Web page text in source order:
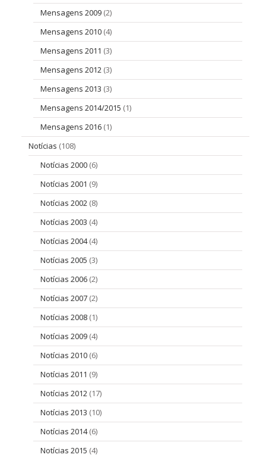
Mensagens 2009 (2)
Mensagens 2010 (4)
Mensagens 2011 (3)
Mensagens 2012 (3)
Mensagens 2013 (3)
Mensagens 2014/2015 (1)
Mensagens 2016 (1)
Notícias (108)
Notícias 2000 (6)
Notícias 2001 (9)
Notícias 2002 (8)
Notícias 2003 (4)
Notícias 2004(4)
Notícias 2005 (3)
Notícias 2006 (2)
Notícias 2007 (2)
Notícias 2008 (1)
Notícias 2009 (4)
Notícias 2010 (6)
Notícias 2011 (9)
Notícias 2012 (17)
Notícias 2013 (10)
Notícias 2014(6)
Notícias 2015 (4)